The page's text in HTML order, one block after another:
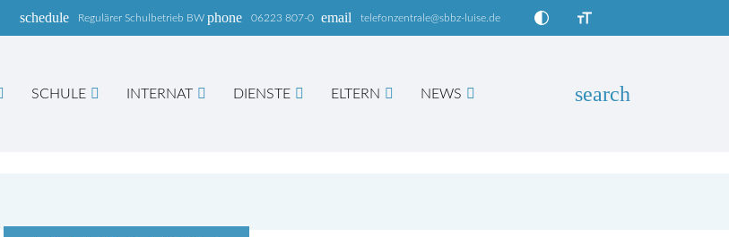
email telefonzentrale@sbbz-luise.de
phone 06223 807-0
schedule Regulärer Schulbetrieb BW
SCHULE INTERNAT DIENSTE ELTERN NEWS search